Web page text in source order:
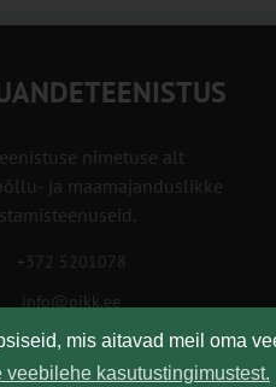
mis aitavad meil oma
kasutustingimustest.
nimetuse alt
ja maamajanduslikke
+372 5201078
info@pikk.ee